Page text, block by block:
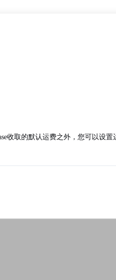
收取的默认运费之外，您可以设